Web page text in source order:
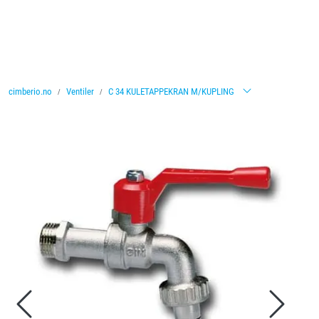
cimberio.no Ventiler C 34 KULETAPPEKRAN M/KUPLING
Vannbehandling
Brosjyrer
Knolval